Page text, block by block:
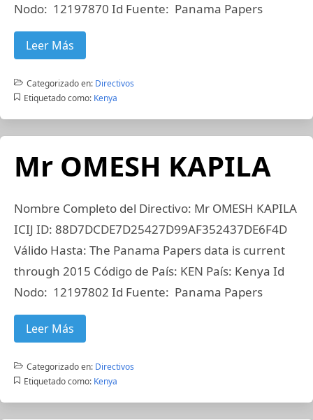
Nodo: 12197870 Id Fuente: Panama Papers
Leer Más
Categorizado en: Directivos
Etiquetado como: Kenya
Mr OMESH KAPILA
Nombre Completo del Directivo: Mr OMESH KAPILA
ICIJ ID: 88D7DCDE7D25427D99AF352437DE6F4D
Válido Hasta: The Panama Papers data is current
through 2015 Código de País: KEN País: Kenya Id
Nodo: 12197802 Id Fuente: Panama Papers
Leer Más
Categorizado en: Directivos
Etiquetado como: Kenya